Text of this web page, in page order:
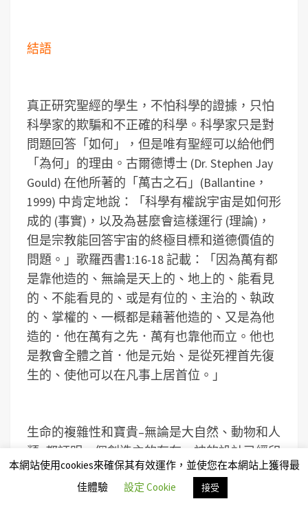
結語
真正研究聖經的學生，不怕科學的證據，只怕
科學家的欺騙和不正確的科學。科學家只是對
問題回答「如何」，但是唯有聖經可以給他們
「為何」的理由。古爾德博士 (Dr. Stephen Jay
Gould) 在他所著的「萬古之石」(Ballantine，
1999) 中肯定地說：「科學有權說宇宙是如何形
成的 (事實)，以及為甚麼會這樣運行 (理論)，
但是宗教能回答宇宙的終極目標和道德價值的
問題。」歌羅西書1:16-18 記載：「因為萬有都
是靠他造的、無論是天上的、地上的、能看見
的、不能看見的、或是有位的、主治的、執政
的、掌權的、一概都是藉著他造的、又是為他
造的．他在萬有之先．萬有也靠他而立。他也
是教會全體之首．他是元始、是從死裡首先復
生的、使他可以在凡事上居首位。」
生命的複雜性和寶貴–無論是大自然、動物和人
類–都証明一個創造主的存在。神的設計已經印
記和輸入在我們每一個人身上。祂創造我們，
為著要與我們建立一個有意義的關係。耶穌來
本網站使用cookies來確保其有效運作，並使您在本網站上獲得最
佳體驗
設定 Cookie 接受